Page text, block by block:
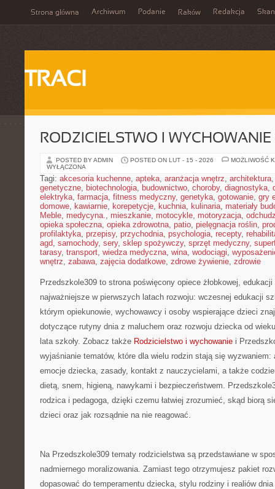
Strona główna Archiwum Podanie Raków Redakcja
TRACI
RODZICIELSTWO I WYCHOWANIE
POSTED BY ADMIN POSTED ON LUT - 15 - 2026
MOŻLIWOŚĆ
WYŁĄCZONA
Tagi: akcesoria kuchenne, apteka, aranżacja wnętrz, architektura
genetyczne, biotechnologia, budownictwo, choroby, diagnostyka,
elektryka, farmacja, fitness medyczny, genetyka, gotowanie, gry
domowe, kawiarnie, korepetycje, kuchnia, kulinaria, materiały
Meble, medycyna., mieszkanie, motocykle, motoryzacja,
opieka społeczna, opieka zdrowotna, patio, pielęgnacja roślin,
profilaktyka, przepisy, przychodnia, psychologia, recepty,
agd, samochody, sery, sklep spożywczy, sprzęt medyczny,
tarasy, transport, wiedza medyczna, wina, wodociągi,
wnętrz, zabawa, zajęcia dodatkowe, zdrowe żywienie, zdrowie
Przedszkole309 to strona poświęcony opiece żłobkowej,
najważniejsze w pierwszych latach rozwoju: wczesnej edukacji
którym opiekunowie, wychowawcy i osoby wspierające dzieci
dotyczące rutyny dnia z maluchem oraz rozwoju dziecka od
lata szkoły. Zobacz także Rodzicielstwo i wychowanie i
wyjaśnianie tematów, które dla wielu rodzin stają się wyzwaniem:
emocje dziecka, zasady, kontakt z nauczycielami, a także
dietą, snem, higieną, nawykami i bezpieczeństwem.
rodzica i pedagoga, dzięki czemu łatwiej zrozumieć, skąd biorą
dzieci oraz jak rozsądnie na nie reagować.
Na Przedszkole309 tematy rodzicielstwa są przedstawiane w
nadmiernego moralizowania. Zamiast tego otrzymujesz pakiet
dopasować do temperamentu dziecka, stylu rodziny i realiów